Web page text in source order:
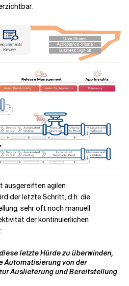
ausgereiften agilen
der letzte Schritt, d.h. die
sehr oft noch manuell
der kontinuierlichen
letzte Hürde zu überwinden,
Automatisierung von der
Auslieferung und Bereitstellung